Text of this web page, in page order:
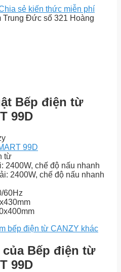
sẻ kiến thức miễn phí
Trung Đức số 321 Hoàng
Bếp điện từ
99D
99D
từ
2400W, chế độ nấu nhanh
2400W, chế độ nấu nhanh
60Hz
bếp điện từ CANZY khác
Bếp điện từ
99D